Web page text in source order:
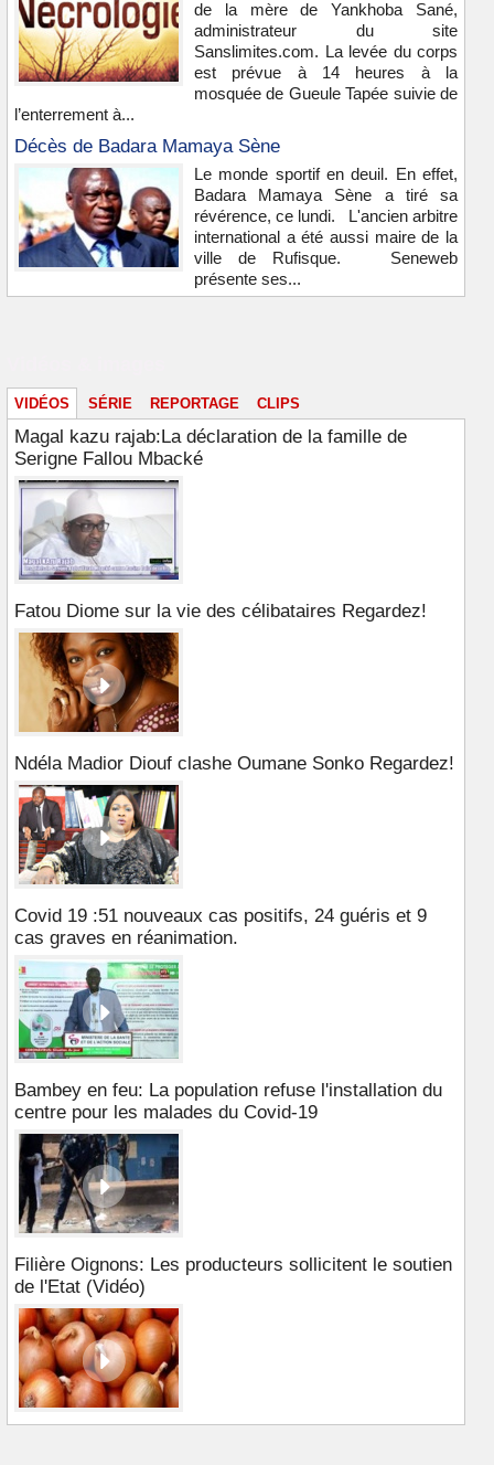
de la mère de Yankhoba Sané,
administrateur du site
Sanslimites.com. La levée du corps
est prévue à 14 heures à la
mosquée de Gueule Tapée suivie de
l’enterrement à...
Décès de Badara Mamaya Sène
Le monde sportif en deuil. En effet,
Badara Mamaya Sène a tiré sa
révérence, ce lundi. L'ancien arbitre
international a été aussi maire de la
ville de Rufisque. Seneweb
présente ses...
VIDÉOS SÉRIE REPORTAGE CLIPS
Magal kazu rajab:La déclaration de la famille de
Serigne Fallou Mbacké
Fatou Diome sur la vie des célibataires Regardez!
Ndéla Madior Diouf clashe Oumane Sonko Regardez!
Covid 19 :51 nouveaux cas positifs, 24 guéris et 9
cas graves en réanimation.
Bambey en feu: La population refuse l'installation du
centre pour les malades du Covid-19
Filière Oignons: Les producteurs sollicitent le soutien
de l'Etat (Vidéo)